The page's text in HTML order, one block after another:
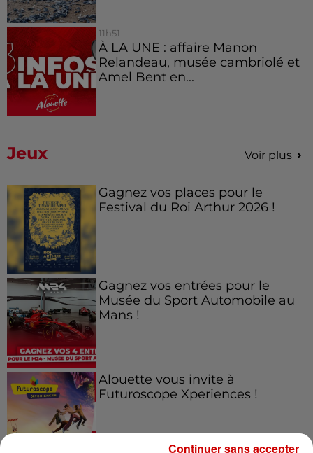
11h51
À LA UNE : affaire Manon
Relandeau, musée cambriolé et
Amel Bent en...
Jeux Voir plus
Gagnez vos places pour le
Festival du Roi Arthur 2026 !
Gagnez vos entrées pour le
Musée du Sport Automobile au
Mans !
Alouette vous invite à
Futuroscope Xperiences !
Continuer sans accepter